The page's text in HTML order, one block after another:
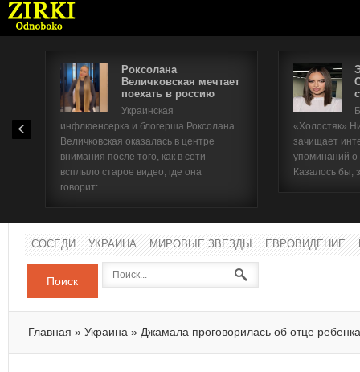
Роксолана
Величковская мечтает
поехать в россию
Украинская
инфлюенсерка и блогерша Роксолана
Величковская оказалась в центре
внимания после того, как в сети
всплыло старое видео, где она
говорит:...
«Холостяк»
зачищает
упоминаний
Казалось бы,
СОСЕДИ УКРАИНА МИРОВЫЕ ЗВЕЗДЫ ЕВРОВИДЕНИЕ
Поиск
Главная » Украина » Джамала проговорилась об отце
Имя